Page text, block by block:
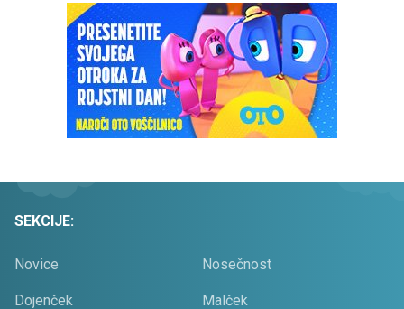
SEKCIJE:
Novice Nosečnost
Dojenček Malček